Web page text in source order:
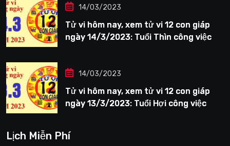
14/03/2023
Tử vi hôm nay, xem tử vi 12 con giáp
ngày 14/3/2023: Tuổi Thìn công việc
14/03/2023
Tử vi hôm nay, xem tử vi 12 con giáp
ngày 13/3/2023: Tuổi Hợi công việc
Lịch Miễn Phí